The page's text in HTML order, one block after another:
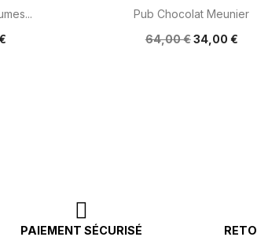
 Aperçu rapide
Pub Chocolat Meunier
64,00 €34,00 €
PAIEMENT SÉCURISÉ